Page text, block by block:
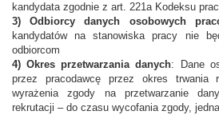
kandydata zgodnie z art. 221a Kodeksu
3) Odbiorcy danych osobowych
kandydatów na stanowiska pracy nie
odbiorcom
4) Okres przetwarzania danych: Dane
przez pracodawcę przez okres trwania
wyrażenia zgody na przetwarzanie
rekrutacji – do czasu wycofania zgody,